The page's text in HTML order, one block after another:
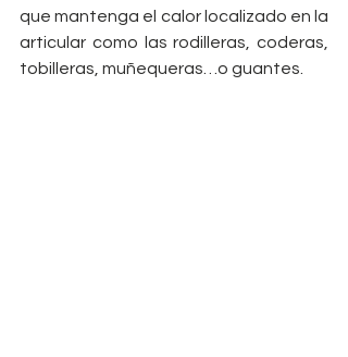
que mantenga el calor localizado en la
articular como las rodilleras, coderas,
tobilleras, muñequeras…o guantes.